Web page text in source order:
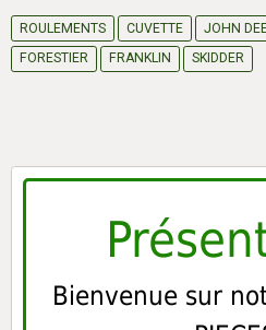
ROULEMENTS CUVETTE JOHN
FORESTIER
FRANKLIN SKIDDER
Bienvenue sur